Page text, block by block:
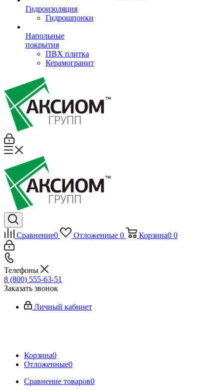
Гидроизоляция
Гидрошпонки
Напольные
покрытия
ПВХ плитка
Керамогранит
Сравнение0 Отложенные 0 Корзина0 0
Телефоны
8 (800) 555-63-51
Заказать звонок
Личный кабинет
Корзина0
Отложенные0
Сравнение товаров0